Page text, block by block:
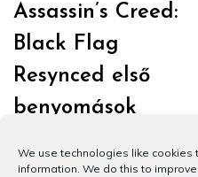
We use technologies like cookies
information. We do this to
Assassin’s Creed:
Black Flag
Resynced első
benyomások
2026.07.14.